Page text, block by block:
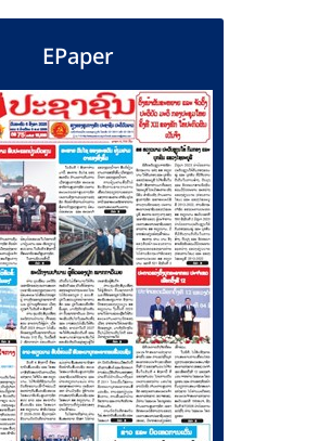
EPaper